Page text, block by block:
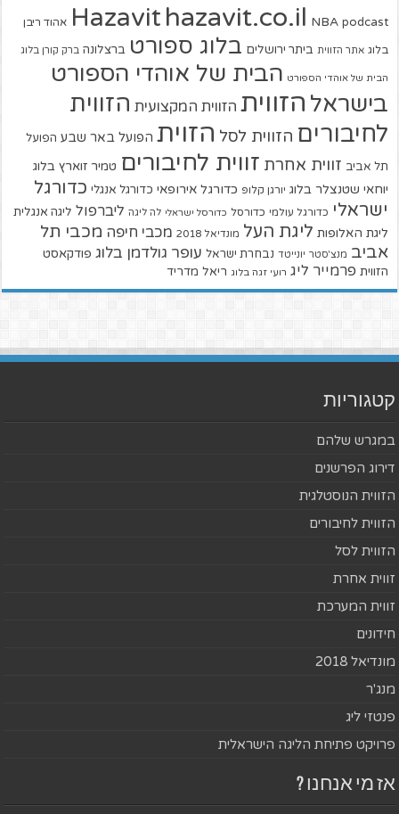
Hazavit hazavit.co.il NBA podcast אהוד ריבן
בלוג אתר הזווית ביתר ירושלים בלוג ספורט ברצלונה ברק קורן בלוג
הבית של אוהדי הספורט הבית של אוהדי הספורט
בישראל הזווית הזווית המקצועית הזווית
לחיבורים הזווית לסל הזוית הפועל באר שבע הפועל
תל אביב זווית אחרת זווית לחיבורים טמיר זוארץ בלוג
יוחאי שטנצלר בלוג יורגן קלופ כדורגל אירופאי כדורגל אנגלי כדורגל
ישראלי כדורגל עולמי כדורסל כדורסל ישראלי לה ליגה ליברפול ליגה אנגלית
ליגת האלופות ליגת העל מונדיאל 2018 מכבי חיפה מכבי תל
אביב מנצ'סטר יונייטד נבחרת ישראל עופר גולדמן בלוג פודקאסט
הזווית פרמייר ליג רועי זגה בלוג ריאל מדריד
קטגוריות
במגרש שלהם
דירוג הפרשנים
הזווית הנוסטלגית
הזווית לחיבורים
הזווית לסל
זווית אחרת
זווית המערכת
חידונים
מונדיאל 2018
מנג'ר
פנטזי ליג
פרויקט פתיחת הליגה הישראלית
אז מי אנחנו ?